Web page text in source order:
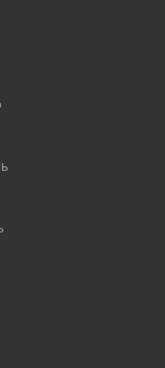
даже при
свойств
свойства
узлов и